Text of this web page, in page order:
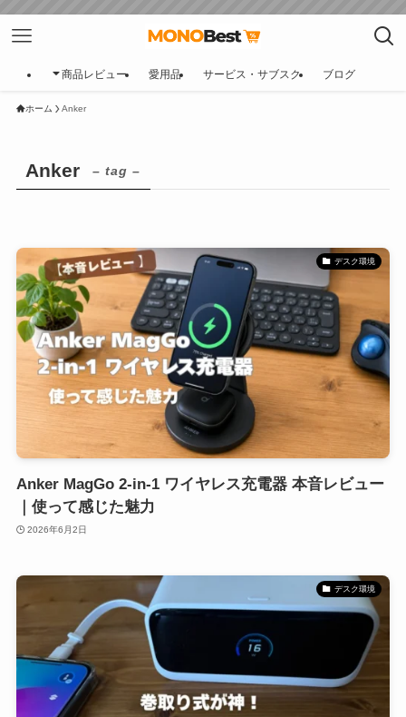
商品レビュー 愛用品 サービス・サブスク ブログ
ホーム Anker
Anker – tag –
デスク環境
Anker MagGo 2-in-1 ワイヤレス充電器 本音レビュー
｜使って感じた魅力
2026年6月2日
デスク環境